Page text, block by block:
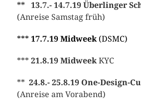
** 13.7.- 14.7.19 Überlinger
(Anreise Samstag früh)
*** 17.7.19 Midweek(DSMC)
*** 21.8.19 MidweekKYC
** 24.8.- 25.8.19 One-Design-
(Anreise am Vorabend)